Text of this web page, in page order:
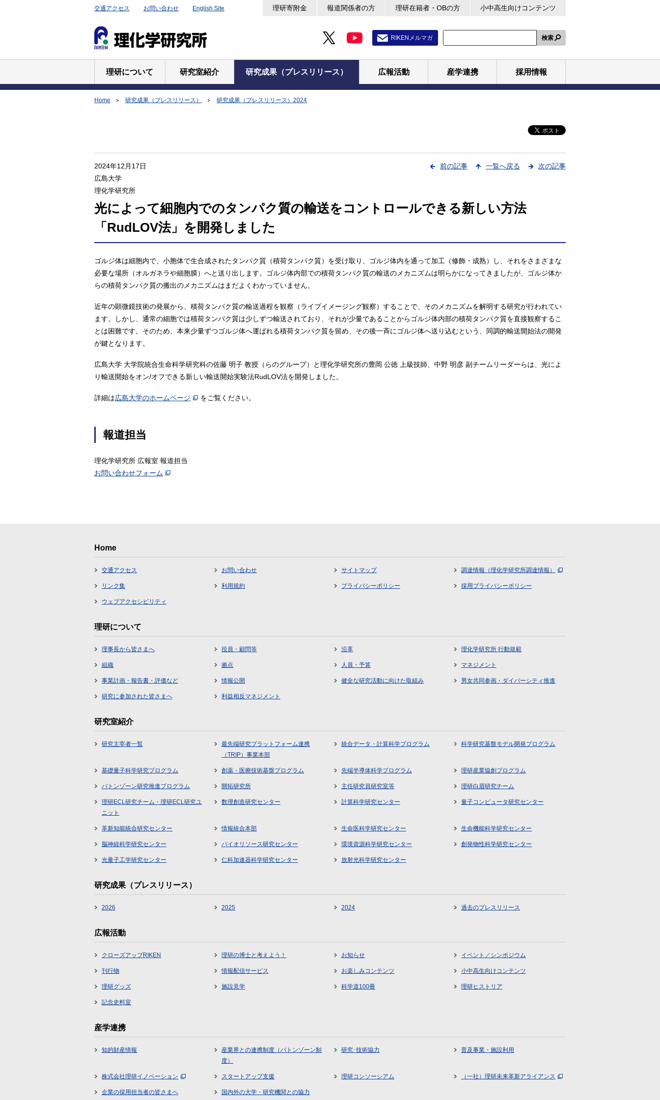
交通アクセス お問い合わせ English Site 理研寄附金 報道関係者の方 理研在籍者・OBの方 小中高生向けコンテンツ
RIKENメルマガ 検索
理研について 研究室紹介 研究成果（プレスリリース） 広報活動 産学連携 採用情報
Home 研究成果（プレスリリース） 研究成果（プレスリリース）2024
前の記事 一覧へ戻る 次の記事
2024年12月17日
広島大学
理化学研究所
光によって細胞内でのタンパク質の輸送をコントロールできる新しい方法
「RudLOV法」を開発しました
ゴルジ体は細胞内で、小胞体で生合成されたタンパク質（積荷タンパク質）を受け取り、ゴルジ体内を通って加工（修飾・成熟）し、それをさまざまな
必要な場所（オルガネラや細胞膜）へと送り出します。ゴルジ体内部での積荷タンパク質の輸送のメカニズムは明らかになってきましたが、ゴルジ体か
らの積荷タンパク質の搬出のメカニズムはまだよくわかっていません。
近年の顕微鏡技術の発展から、積荷タンパク質の輸送過程を観察（ライブイメージング観察）することで、そのメカニズムを解明する研究が行われてい
ます。しかし、通常の細胞では積荷タンパク質は少しずつ輸送されており、それが少量であることからゴルジ体内部の積荷タンパク質を直接観察するこ
とは困難です。そのため、本来少量ずつゴルジ体へ運ばれる積荷タンパク質を留め、その後一斉にゴルジ体へ送り込むという、同調的輸送開始法の開発
が鍵となります。
広島大学 大学院統合生命科学研究科の佐藤 明子 教授（らのグループ）と理化学研究所の豊岡 公徳 上級技師、中野 明彦 副チームリーダーらは、光によ
り輸送開始をオン/オフできる新しい輸送開始実験法RudLOV法を開発しました。
詳細は広島大学のホームページ をご覧ください。
報道担当
理化学研究所 広報室 報道担当
お問い合わせフォーム
Home
交通アクセス お問い合わせ サイトマップ 調達情報（理化学研究所調達情報）
リンク集 利用規約 プライバシーポリシー 採用プライバシーポリシー
ウェブアクセシビリティ
理研について
理事長から皆さまへ 役員・顧問等 沿革 理化学研究所 行動規範
組織 拠点 人員・予算 マネジメント
事業計画・報告書・評価など 情報公開 健全な研究活動に向けた取組み 男女共同参画・ダイバーシティ推進
研究に参加された皆さまへ 利益相反マネジメント
研究室紹介
研究主宰者一覧
最先端研究プラットフォーム連携
（TRIP）事業本部
統合データ・計算科学プログラム 科学研究基盤モデル開発プログラム
基礎量子科学研究プログラム 創薬・医療技術基盤プログラム 先端半導体科学プログラム 理研産業協創プログラム
バトンゾーン研究推進プログラム 開拓研究所 主任研究員研究室等 理研白眉研究チーム
理研ECL研究チーム・理研ECL研究ユ
ニット
数理創造研究センター 計算科学研究センター 量子コンピュータ研究センター
革新知能統合研究センター 情報統合本部 生命医科学研究センター 生命機能科学研究センター
脳神経科学研究センター バイオリソース研究センター 環境資源科学研究センター 創発物性科学研究センター
光量子工学研究センター 仁科加速器科学研究センター 放射光科学研究センター
研究成果（プレスリリース）
2026 2025 2024 過去のプレスリリース
広報活動
クローズアップRIKEN 理研の博士と考えよう！ お知らせ イベント／シンポジウム
刊行物 情報配信サービス お楽しみコンテンツ 小中高生向けコンテンツ
理研グッズ 施設見学 科学道100冊 理研ヒストリア
記念史料室
産学連携
知的財産情報
産業界との連携制度（バトンゾーン制
度）
研究･技術協力 普及事業・施設利用
株式会社理研イノベーション スタートアップ支援 理研コンソーシアム （一社）理研未来革新アライアンス
企業の採用担当者の皆さまへ 国内外の大学・研究機関との協力